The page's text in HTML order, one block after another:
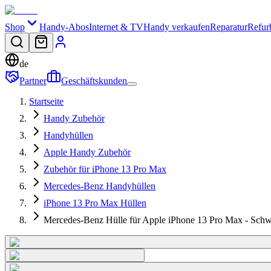
Shop Handy-AbosInternet & TVHandy verkaufenReparatur
de
Partner
Geschäftskunden
Startseite
Handy Zubehör
Handyhüllen
Apple Handy Zubehör
Zubehör für iPhone 13 Pro Max
Mercedes-Benz Handyhüllen
iPhone 13 Pro Max Hüllen
Mercedes-Benz Hülle für Apple iPhone 13 Pro Max -